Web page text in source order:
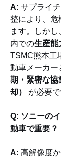
A: サプライ
整により、危
ます。しか
内での生産能
TSMC熊本工
動車メーカー
期・緊密な協
却）
が必要で
Q: ソニーの
動車で重要？
A: 高解像度